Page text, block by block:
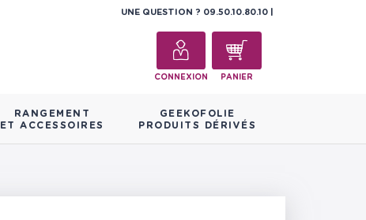
UNE QUESTION ? 09.50.10.80.10
CONNEXION PANIER
RANGEMENT
ET ACCESSOIRES
GEEKOFOLIE
PRODUITS DÉRIVÉS